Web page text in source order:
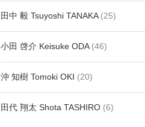
田中 毅 Tsuyoshi TANAKA (25)
小田 啓介 Keisuke ODA (46)
沖 知樹 Tomoki OKI (20)
田代 翔太 Shota TASHIRO (6)